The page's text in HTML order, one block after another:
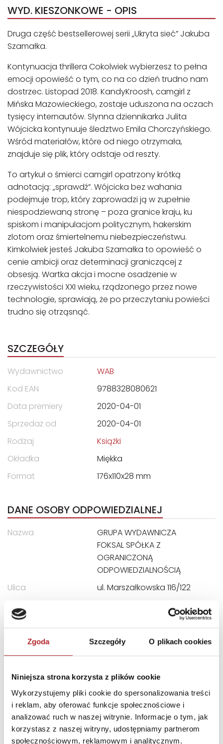
Zgoda Szczegóły O plikach cookies
Niniejsza strona korzysta z plików cookie
Wykorzystujemy pliki cookie do spersonalizowania treści
i reklam, aby oferować funkcje społecznościowe i
analizować ruch w naszej witrynie. Informacje o tym, jak
korzystasz z naszej witryny, udostępniamy partnerom
społecznościowym, reklamowym i analitycznym.
WYD. KIESZONKOWE - OPIS
Druga część bestsellerowej serii „Ukryta sieć” Jakuba
Szamałka.
Kontynuacja thrillera Cokolwiek wybierzesz to pełna
emocji opowieść o tym, co na co dzień trudno nam
dostrzec. Listopad 2018. KandyKroosh, camgirl z
Mińska Mazowieckiego, zostaje uduszona na oczach
tysięcy internautów. Słynna dziennikarka Julita
Wójcicka kontynuuje śledztwo Emila Chorczyńskiego.
Wśród materiałów, które od niego otrzymała,
znajduje się plik, który odstaje od reszty.
To artykuł o śmierci camgirl opatrzony krótką
adnotacją: „sprawdź”. Wójcicka bez wahania
podejmuje trop, który zaprowadzi ją w zupełnie
niespodziewaną stronę – poza granice kraju, ku
spiskom i manipulacjom politycznym, hakerskim
zlotom oraz śmiertelnemu niebezpieczeństwu.
Kimkolwiek jesteś Jakuba Szamałka to opowieść o
cenie ambicji oraz determinacji graniczącej z
obsesją. Wartka akcja i mocne osadzenie w
rzeczywistości XXI wieku, rządzonego przez nowe
technologie, sprawiają, że po przeczytaniu powieści
trudno się otrząsnąć.
SZCZEGÓŁY
Wydawnictwo
WAB
Kod EAN
9788328080621
Data premiery
2020-04-01
Sprzedaż od
2020-04-01
Rodzaj
Książki
Okładka
Miękka
Format
176x110x28 mm
DANE OSOBY ODPOWIEDZIALNEJ
Nazwa
GRUPA WYDAWNICZA
FOKSAL SPÓŁKA Z
OGRANICZONĄ
ODPOWIEDZIALNOŚCIĄ
Ulica
ul. Marszałkowska 116/122
Miasto
E-mail
biuro@gwfoksal.pl
INNI KLIENCI KUPOWALI